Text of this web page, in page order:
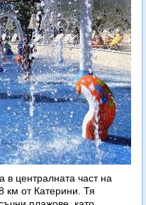
централната част на
км от Катерини. Тя